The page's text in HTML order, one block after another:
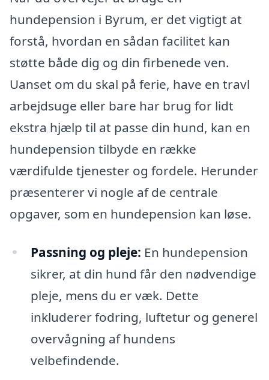
hundepension i Byrum, er det vigtigt at
forstå, hvordan en sådan facilitet kan
støtte både dig og din firbenede ven.
Uanset om du skal på ferie, have en travl
arbejdsuge eller bare har brug for lidt
ekstra hjælp til at passe din hund, kan en
hundepension tilbyde en række
værdifulde tjenester og fordele. Herunder
præsenterer vi nogle af de centrale
opgaver, som en hundepension kan løse.
Passning og pleje: En hundepension
sikrer, at din hund får den nødvendige
pleje, mens du er væk. Dette
inkluderer fodring, luftetur og generel
overvågning af hundens
velbefindende.